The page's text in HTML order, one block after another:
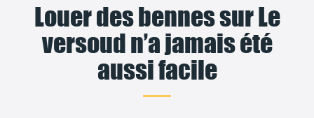
Louer des bennes sur Le
versoud n’a jamais été
aussi facile